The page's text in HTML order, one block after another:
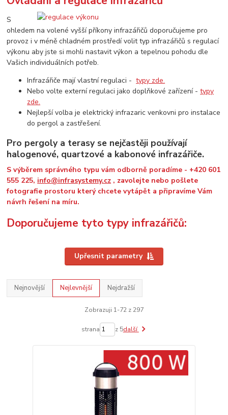
S
ohledem na volené vyšší příkony infrazářičů doporučujeme pro
provoz i v méně chladném prostředí volit typ infrazářičů s regulací
výkonu aby jste si mohli nastavit výkon a tepelnou pohodu dle
Vašich individuálních potřeb.
Infrazářiče mají vlastní regulaci -typy zde.
Nebo volte externí regulaci jako doplňkové zařízení -typy
zde.
Nejlepší volba je elektrický infrazaric venkovni pro instalace
do pergol a zastřešení.
Pro pergoly a terasy se nejčastěji používají
halogenové, quartzové a kabonové infrazářiče.
S výběrem správného typu vám odborně poradíme - +420 601
555 225, info@infrasystemy.cz , zavolejte nebo pošlete
fotografie prostoru který chcete vytápět a připravíme Vám
návrh řešení na míru.
Doporučujeme tyto typy infrazářičů:
Upřesnit parametry
Nejnovější Nejlevnější Nejdražší
Zobrazuji 1-72 z 297
strana z 5další